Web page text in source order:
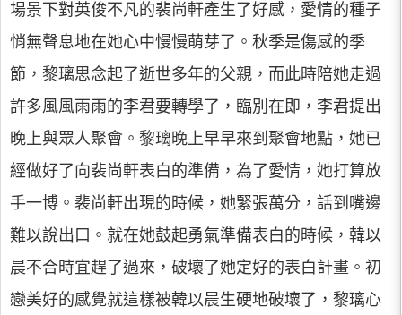
場景下對英俊不凡的裴尚軒產生了好感，愛情的種子
悄無聲息地在她心中慢慢萌芽了。秋季是傷感的季
節，黎璃思念起了逝世多年的父親，而此時陪她走過
許多風風雨雨的李君要轉學了，臨別在即，李君提出
晚上與眾人聚會。黎璃晚上早早來到聚會地點，她已
經做好了向裴尚軒表白的準備，為了愛情，她打算放
手一博。裴尚軒出現的時候，她緊張萬分，話到嘴邊
難以說出口。就在她鼓起勇氣準備表白的時候，韓以
晨不合時宜趕了過來，破壞了她定好的表白計畫。初
戀美好的感覺就這樣被韓以晨生硬地破壞了，黎璃心